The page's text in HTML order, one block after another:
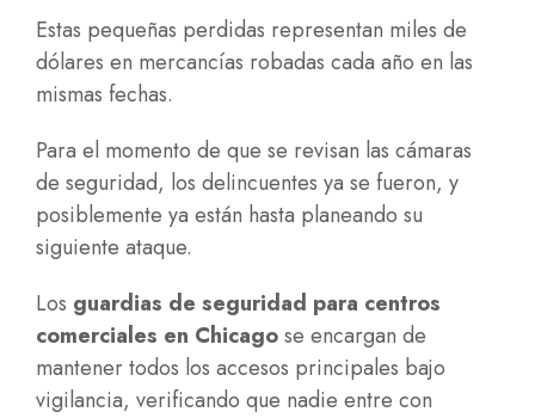
Estas pequeñas perdidas representan miles de
dólares en mercancías robadas cada año en las
mismas fechas.
Para el momento de que se revisan las cámaras
de seguridad, los delincuentes ya se fueron, y
posiblemente ya están hasta planeando su
siguiente ataque.
Los guardias de seguridad para centros
comerciales en Chicagose encargan de
mantener todos los accesos principales bajo
vigilancia, verificando que nadie entre con